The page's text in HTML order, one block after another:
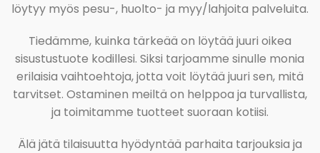
löytyy myös pesu-, huolto- ja myy/lahjoita palveluita.
Tiedämme, kuinka tärkeää on löytää juuri oikea
sisustustuote kodillesi. Siksi tarjoamme sinulle monia
erilaisia vaihtoehtoja, jotta voit löytää juuri sen, mitä
tarvitset. Ostaminen meiltä on helppoa ja turvallista,
ja toimitamme tuotteet suoraan kotiisi.
Älä jätä tilaisuutta hyödyntää parhaita tarjouksia ja